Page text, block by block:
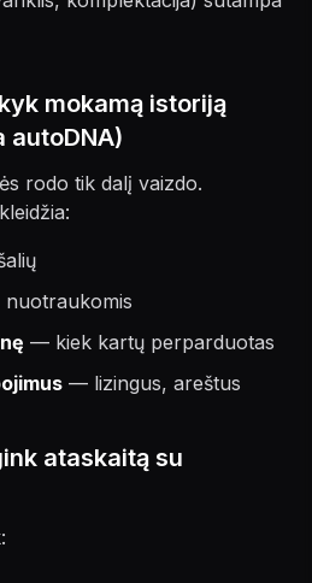
mokamą istoriją
autoDNA)
rodo tik dalį vaizdo.
nuotraukomis
— kiek kartų perparduotas
— lizingus, areštus
ataskaitą su